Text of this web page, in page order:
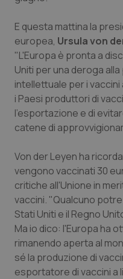
Vaccini
E questa mattina la
europea, Ursula von
"L'Europa è pronta a
Uniti per una deroga
intellettuale per i vaccini
i Paesi produttori di
l'esportazione e di
catene di
Von der Leyen ha
vengono vaccinati 30
critiche all'Unione in
vaccini. "Qualcuno
Stati Uniti e il Regno
Ma io dico: l'Europa ha
rimanendo aperta al
sé la produzione di
esportatore di vaccini a